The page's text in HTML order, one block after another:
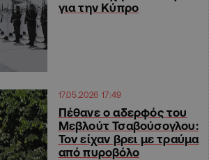
για την Κύπρο
17.05.2026 17:49
Πέθανε ο αδερφός του
Μεβλούτ Τσαβούσογλου:
Τον είχαν βρει με τραύμα
από πυροβόλο